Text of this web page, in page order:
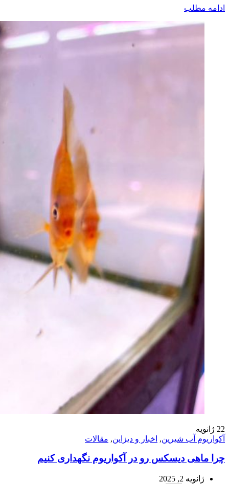
ادامه مطلب
22 ژانویه
آکواریوم آب شیرین, اخبار و دیزاین, مقالات
چرا ماهی دیسکس رو در آکواریوم نگهداری کنیم
ژانویه 2, 2025